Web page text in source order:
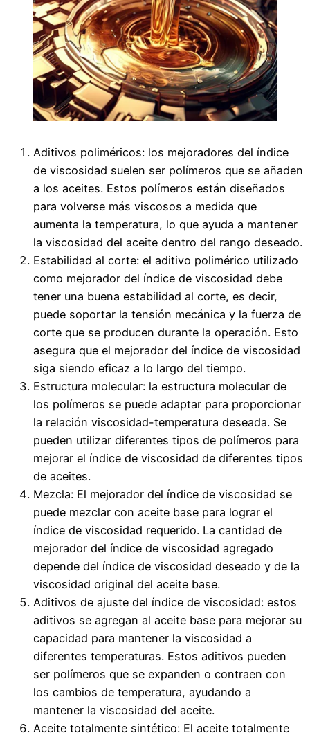
Aditivos poliméricos: los mejoradores del índice
de viscosidad suelen ser polímeros que se añaden
a los aceites. Estos polímeros están diseñados
para volverse más viscosos a medida que
aumenta la temperatura, lo que ayuda a mantener
la viscosidad del aceite dentro del rango deseado.
Estabilidad al corte: el aditivo polimérico utilizado
como mejorador del índice de viscosidad debe
tener una buena estabilidad al corte, es decir,
puede soportar la tensión mecánica y la fuerza de
corte que se producen durante la operación. Esto
asegura que el mejorador del índice de viscosidad
siga siendo eficaz a lo largo del tiempo.
Estructura molecular: la estructura molecular de
los polímeros se puede adaptar para proporcionar
la relación viscosidad-temperatura deseada. Se
pueden utilizar diferentes tipos de polímeros para
mejorar el índice de viscosidad de diferentes tipos
de aceites.
Mezcla: El mejorador del índice de viscosidad se
puede mezclar con aceite base para lograr el
índice de viscosidad requerido. La cantidad de
mejorador del índice de viscosidad agregado
depende del índice de viscosidad deseado y de la
viscosidad original del aceite base.
Aditivos de ajuste del índice de viscosidad: estos
aditivos se agregan al aceite base para mejorar su
capacidad para mantener la viscosidad a
diferentes temperaturas. Estos aditivos pueden
ser polímeros que se expanden o contraen con
los cambios de temperatura, ayudando a
mantener la viscosidad del aceite.
Aceite totalmente sintético: El aceite totalmente